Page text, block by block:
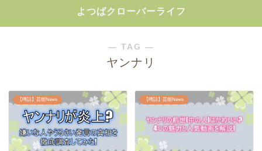
よつばクローバーライフ
― TAG ―
ヤンナリ
【噂話】芸能News 【噂話】芸能News